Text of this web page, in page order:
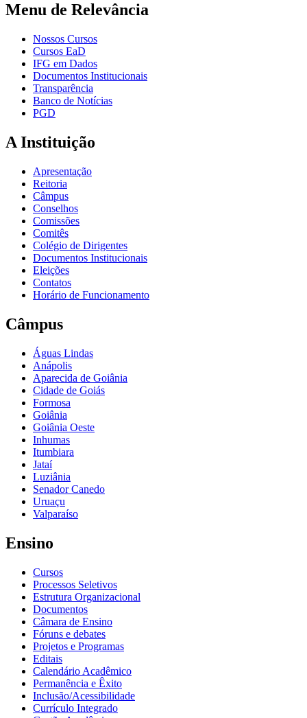
Menu de Relevância
Nossos Cursos
Cursos EaD
IFG em Dados
Documentos Institucionais
Transparência
Banco de Notícias
PGD
A Instituição
Apresentação
Reitoria
Câmpus
Conselhos
Comissões
Comitês
Colégio de Dirigentes
Documentos Institucionais
Eleições
Contatos
Horário de Funcionamento
Câmpus
Águas Lindas
Anápolis
Aparecida de Goiânia
Cidade de Goiás
Formosa
Goiânia
Goiânia Oeste
Inhumas
Itumbiara
Jataí
Luziânia
Senador Canedo
Uruaçu
Valparaíso
Ensino
Cursos
Processos Seletivos
Estrutura Organizacional
Documentos
Câmara de Ensino
Fóruns e debates
Projetos e Programas
Editais
Calendário Acadêmico
Permanência e Êxito
Inclusão/Acessibilidade
Currículo Integrado